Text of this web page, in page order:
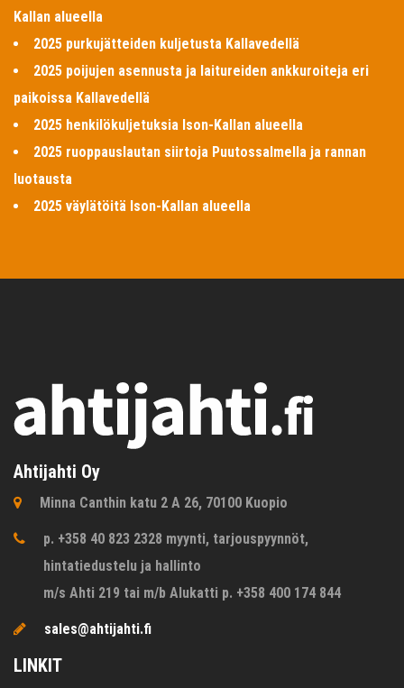
Kallan alueella
2025 purkujätteiden kuljetusta Kallavedellä
2025 poijujen asennusta ja laitureiden ankkuroiteja eri
paikoissa Kallavedellä
2025 henkilökuljetuksia Ison-Kallan alueella
2025 ruoppauslautan siirtoja Puutossalmella ja rannan
luotausta
2025 väylätöitä Ison-Kallan alueella
Ahtijahti Oy
Minna Canthin katu 2 A 26, 70100 Kuopio
p. +358 40 823 2328 myynti, tarjouspyynnöt,
hintatiedustelu ja hallinto
m/s Ahti 219 tai m/b Alukatti p. +358 400 174 844
sales@ahtijahti.fi
LINKIT